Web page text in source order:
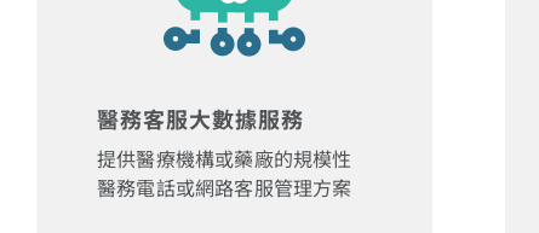
醫務客服大數據服務
提供醫療機構或藥廠的規模性
醫務電話或網路客服管理方案